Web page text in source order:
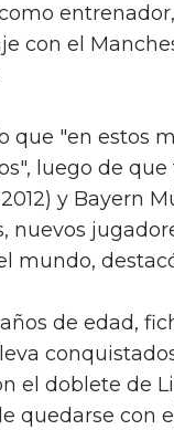
con el
que "en estos
luego de
y Bayern
nuevos
mundo,
de edad,
el doblete de
quedarse con